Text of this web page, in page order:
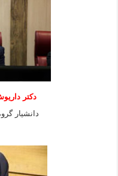
دکتر
دانشیار